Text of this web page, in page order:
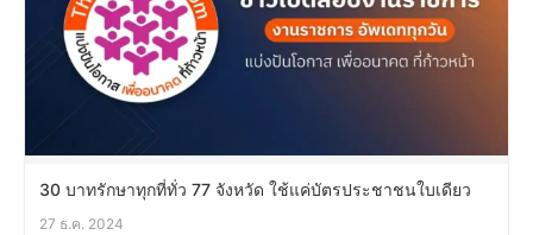
30 บาทรักษาทุกที่ทั่ว 77 จังหวัด ใช้แค่บัตรประชาชนใบเดียว
27 ธ.ค. 2024